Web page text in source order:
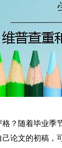
？随着毕业季
论文的初稿